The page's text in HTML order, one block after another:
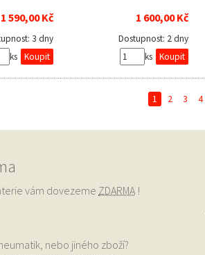
1 590,00 Kč
3 dny
ks
1 600,00 Kč
Dostupnost: 2 dny
ks
1 2 3 4
vám dovezeme ZDARMA !
nebo jiného zboží?